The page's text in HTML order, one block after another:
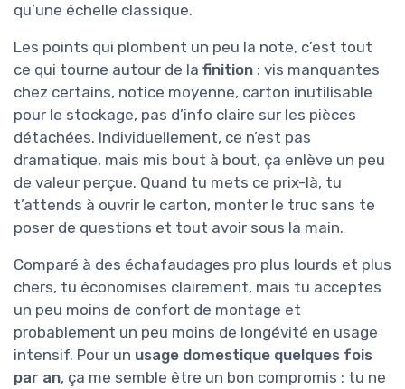
qu’une échelle classique.
Les points qui plombent un peu la note, c’est tout
ce qui tourne autour de la finition : vis manquantes
chez certains, notice moyenne, carton inutilisable
pour le stockage, pas d’info claire sur les pièces
détachées. Individuellement, ce n’est pas
dramatique, mais mis bout à bout, ça enlève un peu
de valeur perçue. Quand tu mets ce prix-là, tu
t’attends à ouvrir le carton, monter le truc sans te
poser de questions et tout avoir sous la main.
Comparé à des échafaudages pro plus lourds et plus
chers, tu économises clairement, mais tu acceptes
un peu moins de confort de montage et
probablement un peu moins de longévité en usage
intensif. Pour un usage domestique quelques fois
par an, ça me semble être un bon compromis : tu ne